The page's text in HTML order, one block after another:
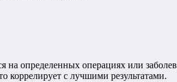
определенных операциях или
с лучшими результатами.